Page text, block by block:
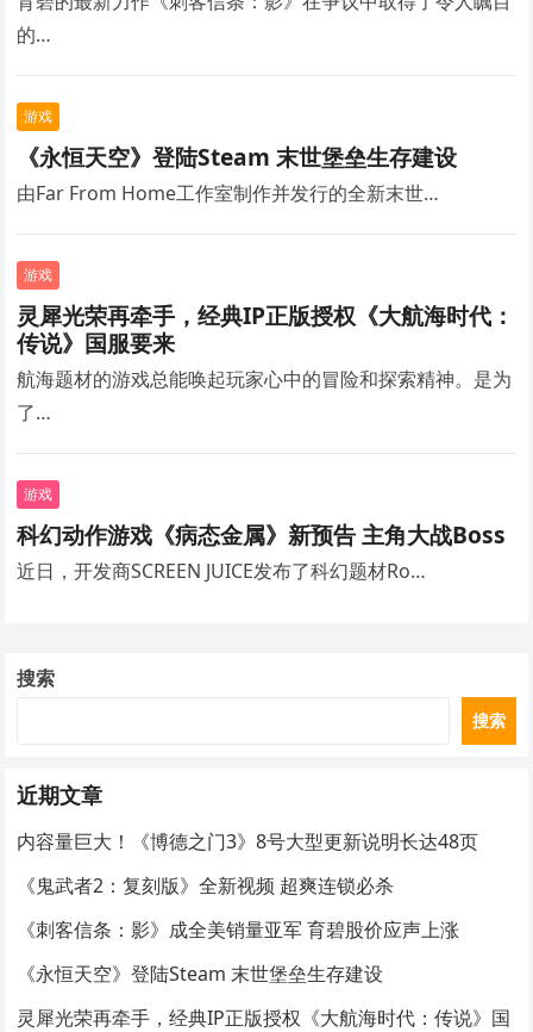
的…
游戏
《永恒天空》登陆Steam 末世堡垒生存建设
由Far From Home工作室制作并发行的全新末世…
游戏
灵犀光荣再牵手，经典IP正版授权《大航海时代：
传说》国服要来
航海题材的游戏总能唤起玩家心中的冒险和探索精神。是为
了…
游戏
科幻动作游戏《病态金属》新预告 主角大战Boss
近日，开发商SCREEN JUICE发布了科幻题材Ro…
搜索
搜索
近期文章
内容量巨大！《博德之门3》8号大型更新说明长达48页
《鬼武者2：复刻版》全新视频 超爽连锁必杀
《刺客信条：影》成全美销量亚军 育碧股价应声上涨
《永恒天空》登陆Steam 末世堡垒生存建设
灵犀光荣再牵手，经典IP正版授权《大航海时代：传说》国